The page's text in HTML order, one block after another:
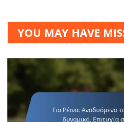
YOU MAY HAVE